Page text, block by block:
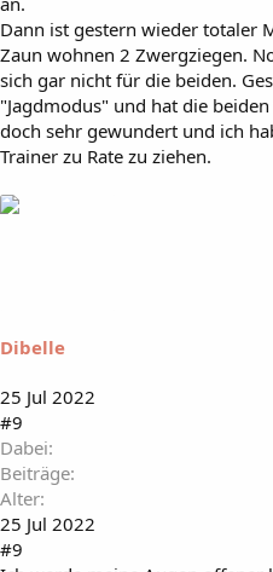
Dann ist gestern wieder totaler
Zaun wohnen 2 Zwergziegen.
sich gar nicht für die beiden.
"Jagdmodus" und hat die
doch sehr gewundert und ich
Trainer zu Rate zu ziehen.
Dibelle
25 Jul 2022
#9
Dabei
Beiträge
Alter
25 Jul 2022
#9